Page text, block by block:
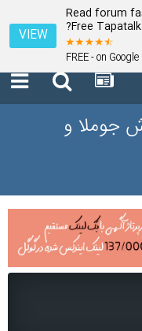
Read forum
Free Tapatalk
FREE - on
VIEW
جوملا و